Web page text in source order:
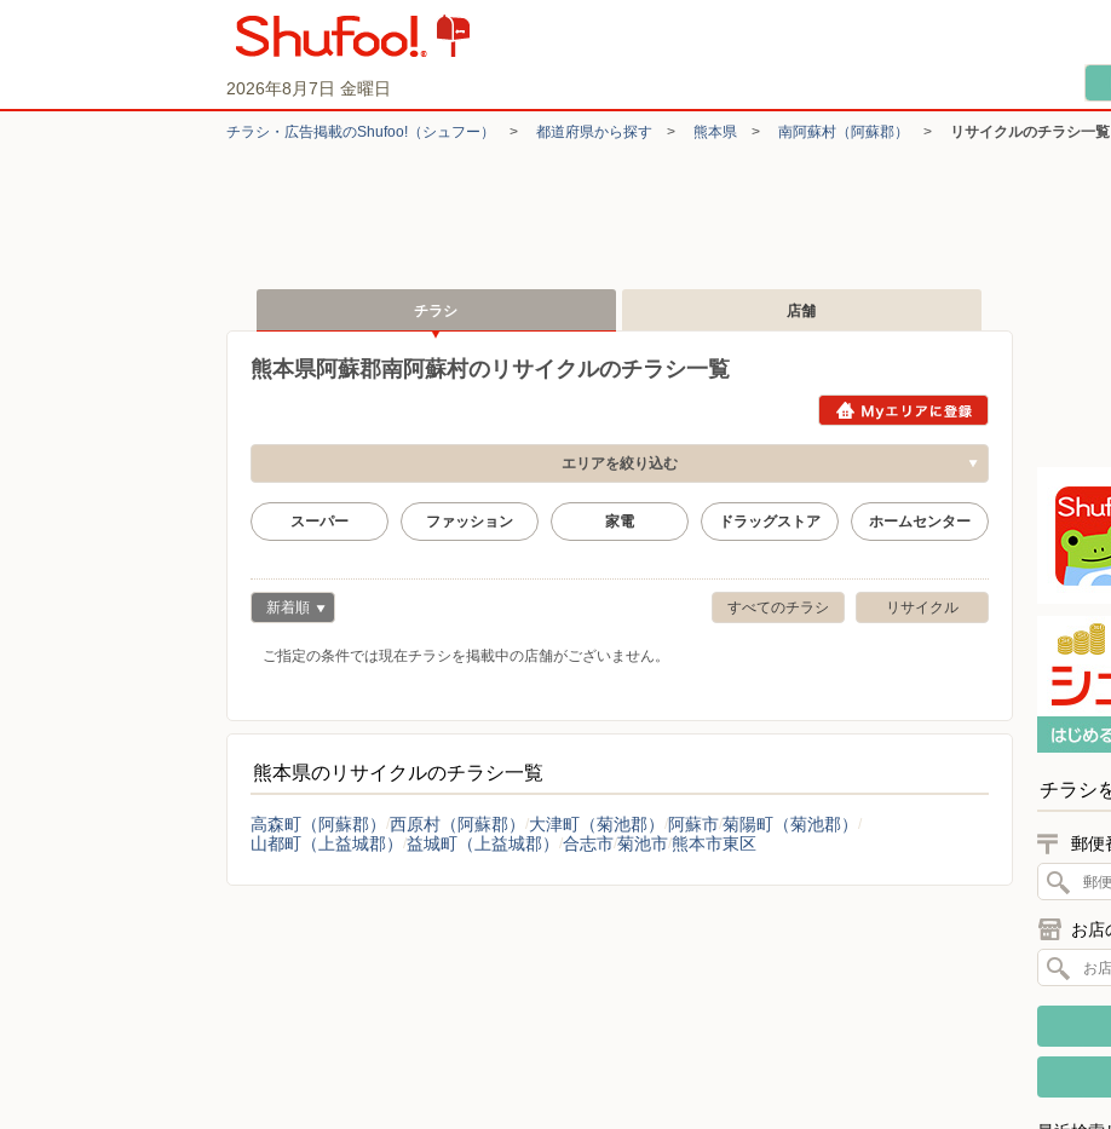
2026年8月7日 金曜日
チラシ・​広告掲載の​Shufoo!​（シュフー） > 都道府県から探す > 熊本県 > 南阿蘇村（阿蘇郡） > リサイクルのチラシ一覧
チラシ 店舗
熊本県阿蘇郡南阿蘇村のリサイクルのチラシ一覧
エリアを絞り込む
スーパー ファッション 家電 ドラッグストア ホームセンター
リサイクル
すべてのチラシ
新着順
ご指定の条件では現在チラシを掲載中の店舗がございません。
熊本県のリサイクルのチラシ一覧
高森町（阿蘇郡） 西原村（阿蘇郡） 大津町（菊池郡） 阿蘇市菊陽町（菊池郡）
山都町（上益城郡）
益城町（上益城郡） 合志市菊池市熊本市東区
チラシ
郵便
お店